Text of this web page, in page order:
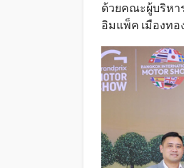
ด้วยคณะผู้บริหา
อิมแพ็ค เมืองทอ